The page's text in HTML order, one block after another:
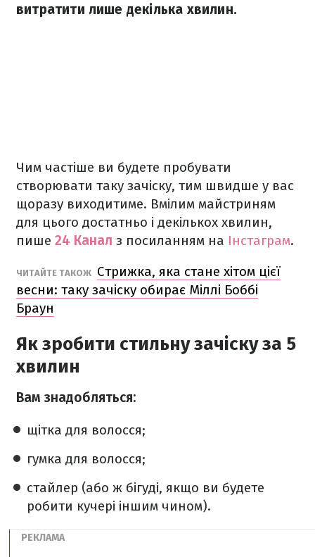
витратити лише декілька хвилин.
Чим частіше ви будете пробувати
створювати таку зачіску, тим швидше у вас
щоразу виходитиме. Вмілим майстриням
для цього достатньо і декількох хвилин,
пише 24 Канал з посиланням на Інстаграм.
ЧИТАЙТЕ ТАКОЖ Стрижка, яка стане хітом цієї
весни: таку зачіску обирає Міллі Боббі
Браун
Як зробити стильну зачіску за 5
хвилин
Вам знадобляться:
щітка для волосся;
гумка для волосся;
стайлер (або ж бігуді, якщо ви будете
робити кучері іншим чином).